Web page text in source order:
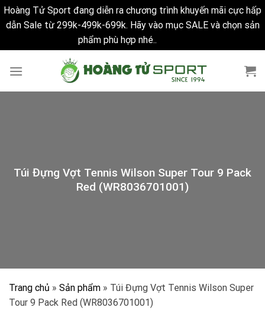
Hoàng Tử Sport đang diễn ra chương trình khuyến mãi cực hấp
dẫn Sale từ 299k-499k-699k. Hãy vào mục SALE và chọn sản
phẩm phù hợp nhé..
Túi Đựng Vợt Tennis Wilson Super Tour 9 Pack
Red (WR8036701001)
Trang chủ » Sản phẩm » Túi Đựng Vợt Tennis Wilson Super
Tour 9 Pack Red (WR8036701001)